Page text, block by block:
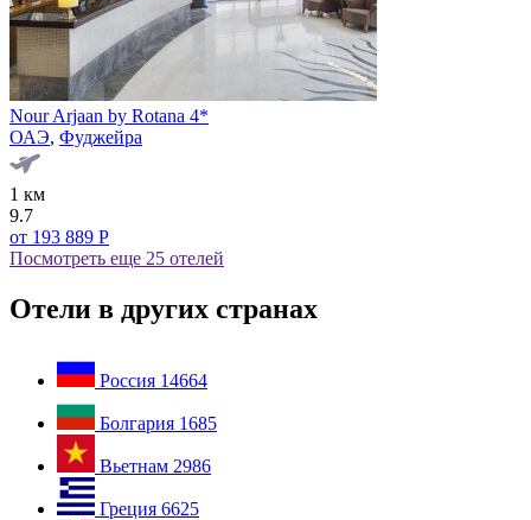
Nour Arjaan by Rotana 4*
ОАЭ, Фуджейра
1 км
9.7
от 193 889 Р
Посмотреть еще 25 отелей
Отели в других странах
Россия 14664
Болгария 1685
Вьетнам 2986
Греция 6625